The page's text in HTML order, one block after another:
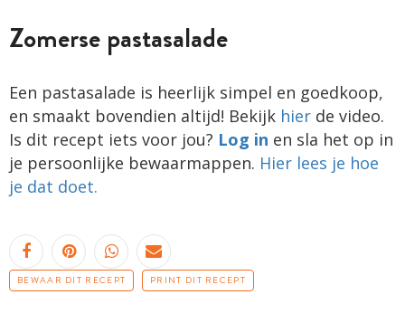
Zomerse pastasalade
Een pastasalade is heerlijk simpel en goedkoop,
en smaakt bovendien altijd! Bekijk hier de video.
Is dit recept iets voor jou? Log in en sla het op in
je persoonlijke bewaarmappen. Hier lees je hoe
je dat doet.
BEWAAR DIT RECEPT PRINT DIT RECEPT